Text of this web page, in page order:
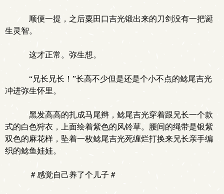
顺便一提，之后粟田口吉光锻出来的刀剑没有一把诞
生灵智。
这才正常。弥生想。
“兄长兄长！”长高不少但是还是个小不点的鲶尾吉光
冲进弥生怀里。
黑发高高的扎成马尾辫，鲶尾吉光穿着跟兄长一个款
式的白色狩衣，上面绘着紫色的风铃草。腰间的绳带是银紫
双色的麻花样，坠着一枚鲶尾吉光死缠烂打换来兄长亲手编
织的鲶鱼娃娃。
＃感觉自己养了个儿子＃